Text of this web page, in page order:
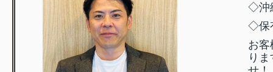
◇沖
◇保
お客
り